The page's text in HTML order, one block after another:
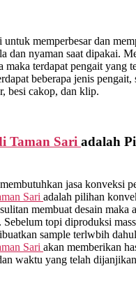
untuk memperbesar dan
dan nyaman saat dipakai.
maka terdapat pengait yang
beberapa jenis pengait,
besi cakop, dan klip.
Taman Sari adalah
jasa konveksi
Sari adalah pilihan
membuat desain maka
topi diproduksi
sample terlwbih
Sari akan memberikan
waktu yang telah